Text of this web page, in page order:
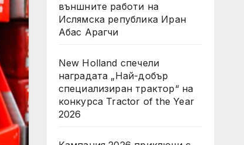
външните работи на
Ислямска република Иран
Абас Арагчи
New Holland спечели
наградата „Най-добър
специализиран трактор“ на
конкурса Tractor of the Year
2026